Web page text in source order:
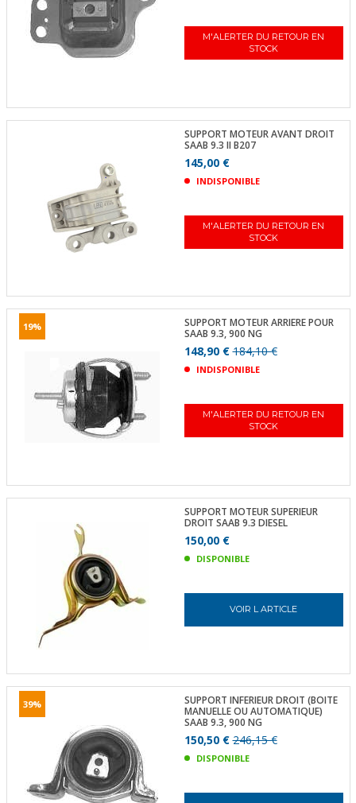
M'ALERTER DU RETOUR EN
STOCK
SUPPORT MOTEUR AVANT DROIT
SAAB 9.3 II B207
145,00 €
INDISPONIBLE
M'ALERTER DU RETOUR EN
STOCK
19%
SUPPORT MOTEUR ARRIERE POUR
SAAB 9.3, 900 NG
148,90 €184,10 €
INDISPONIBLE
M'ALERTER DU RETOUR EN
STOCK
SUPPORT MOTEUR SUPERIEUR
DROIT SAAB 9.3 DIESEL
150,00 €
DISPONIBLE
VOIR L ARTICLE
39%
SUPPORT INFERIEUR DROIT (BOITE
MANUELLE OU AUTOMATIQUE)
SAAB 9.3, 900 NG
150,50 €246,15 €
DISPONIBLE